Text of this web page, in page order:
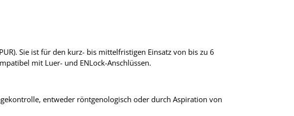
Sie ist für den kurz- bis mittelfristigen Einsatz von bis zu 6
mit Luer- und ENLock-Anschlüssen.
entweder röntgenologisch oder durch Aspiration von